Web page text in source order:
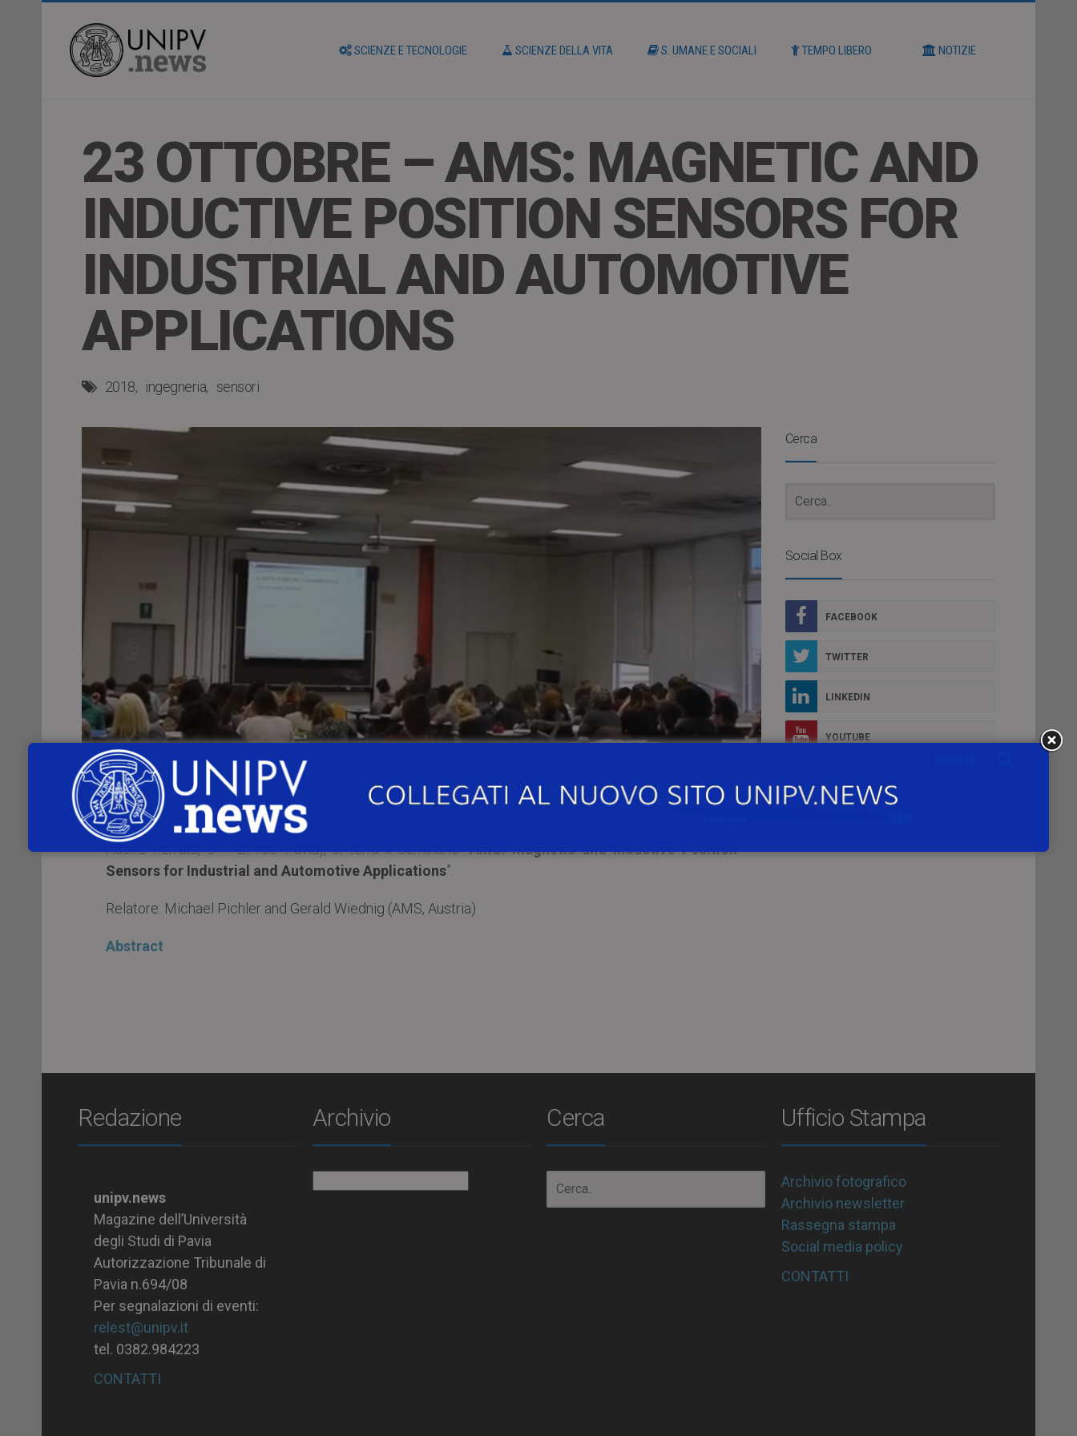
SCIENZE E TECNOLOGIE SCIENZE DELLA VITA S. UMANE E SOCIALI TEMPO LIBERO NOTIZIE
23 OTTOBRE – AMS: MAGNETIC AND
INDUCTIVE POSITION SENSORS FOR
INDUSTRIAL AND AUTOMOTIVE
APPLICATIONS
2018 ingegneria sensori
Martedì 23 ottobre 2018, alleore 16.00, presso l’Aula Seminari al Piano D del Dipartimento di
Ingegneria Industriale e dell’Informazione – Facoltà di Ingegneria dell’Università di Pavia
Adolfo Ferrata, 5 – 27100 Pavia), si terrà il seminario “AMS: Magnetic and Inductive Position
Sensors for Industrial and Automotive Applications”.
Relatore: Michael Pichler and Gerald Wiednig (AMS, Austria)
Abstract
Cerca
Social Box
FACEBOOK
TWITTER
LINKEDIN
YOUTUBE
Redazione
unipv.news
Magazine dell’Università
degli Studi di Pavia
Autorizzazione Tribunale di
Pavia n.694/08
Per segnalazioni di eventi:
relest@unipv.it
tel. 0382.984223
CONTATTI
Archivio Cerca Ufficio Stampa
Archivio fotografico
Archivio newsletter
Rassegna stampa
Social media policy
CONTATTI